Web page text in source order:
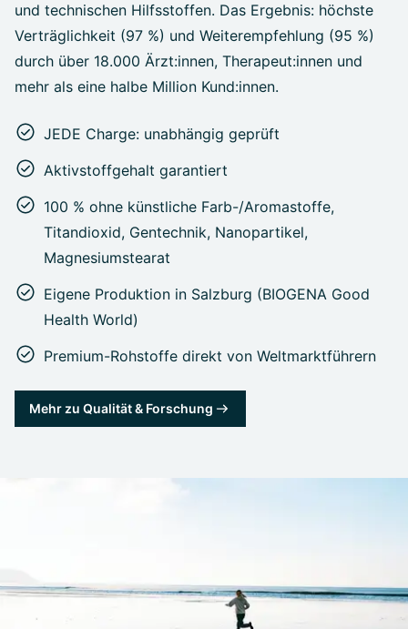
und technischen Hilfsstoffen. Das Ergebnis: höchste
Verträglichkeit (97 %) und Weiterempfehlung (95 %)
durch über 18.000 Ärzt:innen, Therapeut:innen und
mehr als eine halbe Million Kund:innen.
JEDE Charge: unabhängig geprüft
Aktivstoffgehalt garantiert
100 % ohne künstliche Farb-/Aromastoffe,
Titandioxid, Gentechnik, Nanopartikel,
Magnesiumstearat
Eigene Produktion in Salzburg (BIOGENA Good
Health World)
Premium-Rohstoffe direkt von Weltmarktführern
Mehr zu Qualität & Forschung